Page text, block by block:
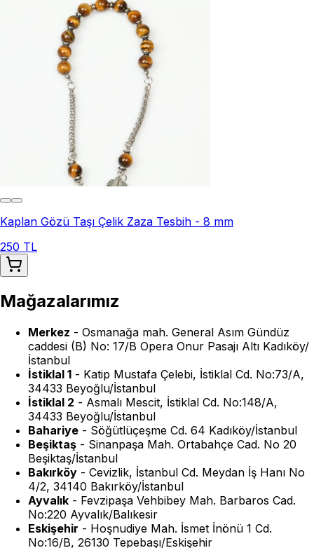
Kaplan Gözü Taşı Çelik Zaza Tesbih - 8 mm
250 TL
Mağazalarımız
Merkez - Osmanağa mah. General Asım Gündüz
caddesi (B) No: 17/B Opera Onur Pasajı Altı Kadıköy/
İstanbul
İstiklal 1 - Katip Mustafa Çelebi, İstiklal Cd. No:73/A,
34433 Beyoğlu/İstanbul
İstiklal 2 - Asmalı Mescit, İstiklal Cd. No:148/A,
34433 Beyoğlu/İstanbul
Bahariye - Söğütlüçeşme Cd. 64 Kadıköy/İstanbul
Beşiktaş - Sinanpaşa Mah. Ortabahçe Cad. No 20
Beşiktaş/İstanbul
Bakırköy - Cevizlik, İstanbul Cd. Meydan İş Hanı No
4/2, 34140 Bakırköy/İstanbul
Ayvalık - Fevzipaşa Vehbibey Mah. Barbaros Cad.
No:220 Ayvalık/Balıkesir
Eskişehir - Hoşnudiye Mah. İsmet İnönü 1 Cd.
No:16/B, 26130 Tepebaşı/Eskişehir